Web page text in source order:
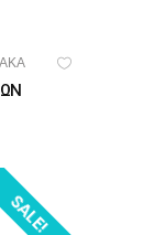
SALE!